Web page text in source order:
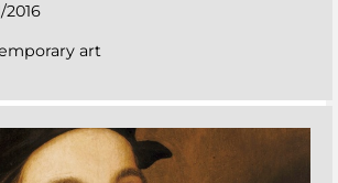
2016
art